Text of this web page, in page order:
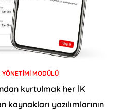
MODÜLÜ
kurtulmak her İK
kaynakları yazılımlarının